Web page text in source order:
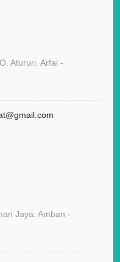
Atururi. Arfai -
@gmail.com
Jaya. Amban -